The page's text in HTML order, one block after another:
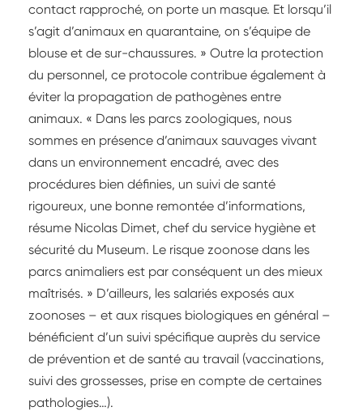
contact rapproché, on porte un masque. Et lorsqu’il
s’agit d’animaux en quarantaine, on s’équipe de
blouse et de sur-chaussures. » Outre la protection
du personnel, ce protocole contribue également à
éviter la propagation de pathogènes entre
animaux. « Dans les parcs zoologiques, nous
sommes en présence d’animaux sauvages vivant
dans un environnement encadré, avec des
procédures bien définies, un suivi de santé
rigoureux, une bonne remontée d’informations,
résume Nicolas Dimet, chef du service hygiène et
sécurité du Museum. Le risque zoonose dans les
parcs animaliers est par conséquent un des mieux
maîtrisés. » D’ailleurs, les salariés exposés aux
zoonoses – et aux risques biologiques en général –
bénéficient d’un suivi spécifique auprès du service
de prévention et de santé au travail (vaccinations,
suivi des grossesses, prise en compte de certaines
pathologies…).